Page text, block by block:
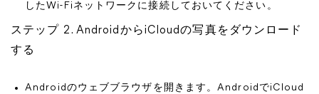
したWi-Fiネットワークに接続しておいてください。
ステップ 2. AndroidからiCloudの写真をダウンロード
する
Androidのウェブブラウザを開きます。AndroidでiCloud